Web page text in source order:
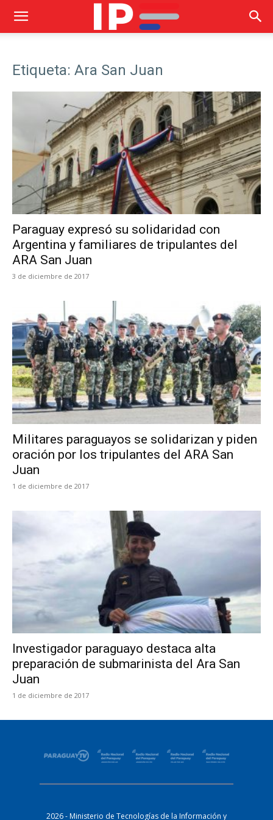
Etiqueta: Ara San Juan
Paraguay expresó su solidaridad con
Argentina y familiares de tripulantes del
ARA San Juan
3 de diciembre de 2017
Militares paraguayos se solidarizan y piden
oración por los tripulantes del ARA San
Juan
1 de diciembre de 2017
Investigador paraguayo destaca alta
preparación de submarinista del Ara San
Juan
1 de diciembre de 2017
2026 - Ministerio de Tecnologías de la Información y